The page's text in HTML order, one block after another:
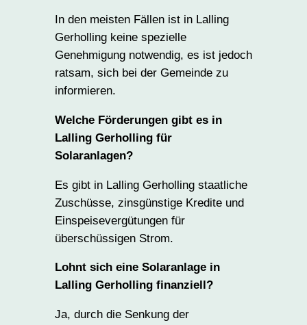
In den meisten Fällen ist in Lalling
Gerholling keine spezielle
Genehmigung notwendig, es ist jedoch
ratsam, sich bei der Gemeinde zu
informieren.
Welche Förderungen gibt es in
Lalling Gerholling für
Solaranlagen?
Es gibt in Lalling Gerholling staatliche
Zuschüsse, zinsgünstige Kredite und
Einspeisevergütungen für
überschüssigen Strom.
Lohnt sich eine Solaranlage in
Lalling Gerholling finanziell?
Ja, durch die Senkung der